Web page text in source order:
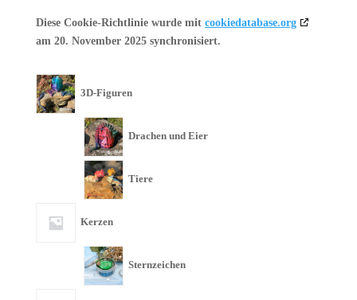
Diese Cookie-Richtlinie wurde mit cookiedatabase.org
am 20. November 2025 synchronisiert.
3D-Figuren
Drachen und Eier
Tiere
Kerzen
Sternzeichen